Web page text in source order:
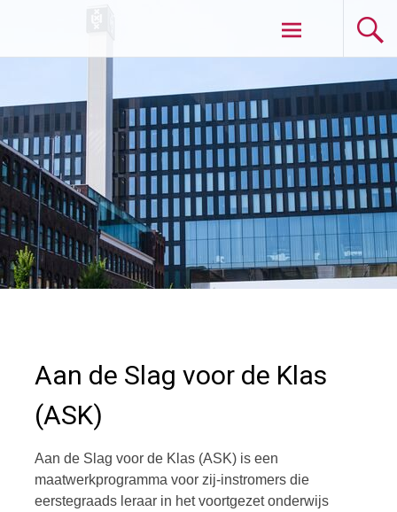
Interfacultaire Lerarenopleidingen (ILO)
Aan de Slag voor de Klas
(ASK)
Aan de Slag voor de Klas (ASK) is een
maatwerkprogramma voor zij-instromers die
eerstegraads leraar in het voortgezet onderwijs